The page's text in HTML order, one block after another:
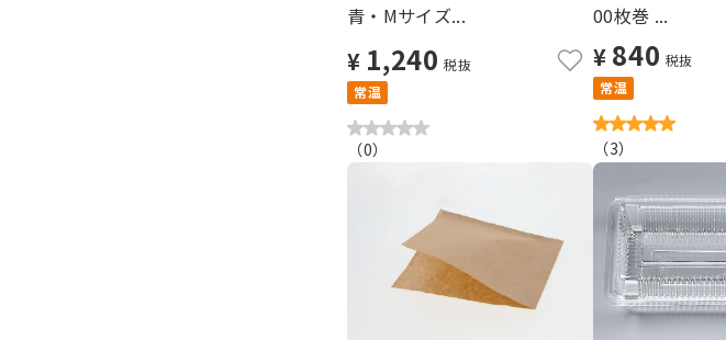
青・Mサイズ...
¥ 1,240 税抜
常温
（0）
00枚巻 ...
¥ 840 税抜
常温
（3）